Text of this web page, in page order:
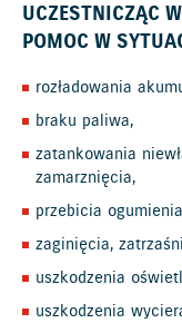
UCZESTNICZĄC
POMOC W
rozładowania
braku paliwa,
zatankowania
zamarznięcia,
przebicia
zaginięcia,
uszkodzenia
uszkodzenia